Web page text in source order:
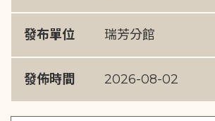
發布單位 瑞芳分館
發佈時間 2026-08-02